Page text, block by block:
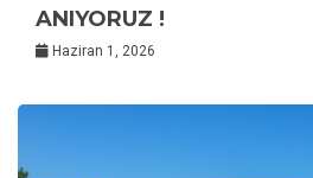
ANIYORUZ !
Haziran 1, 2026